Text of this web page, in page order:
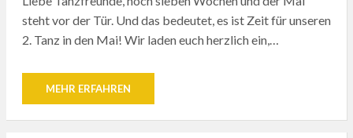
steht vor der Tür. Und das bedeutet, es ist Zeit für unseren
2. Tanz in den Mai! Wir laden euch herzlich ein,…
MEHR ERFAHREN